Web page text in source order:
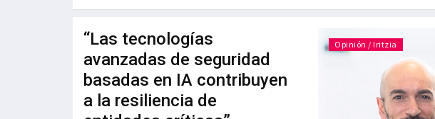
“Las tecnologías
avanzadas de seguridad
basadas en IA contribuyen
a la resiliencia de
Opinión / Iritzia